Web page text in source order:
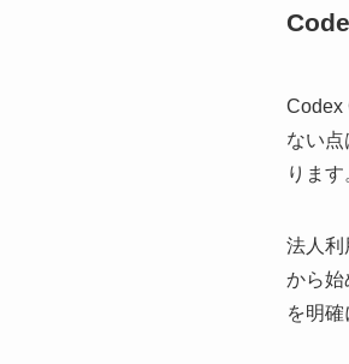
Codex
ない
ります
法人利
から始
を明